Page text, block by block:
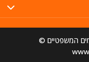
המשפטיים ©